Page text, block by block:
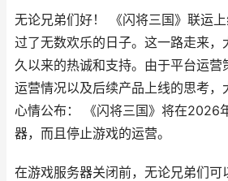
无论兄弟们好！ 《闪将三国》联运
过了无数欢乐的日子。这一路走来，
久以来的热诚和支持。由于平台运营
运营情况以及后续产品上线的思考，
心情公布： 《闪将三国》将在2026
器，而且停止游戏的运营。
在游戏服务器关闭前，无论兄弟们可